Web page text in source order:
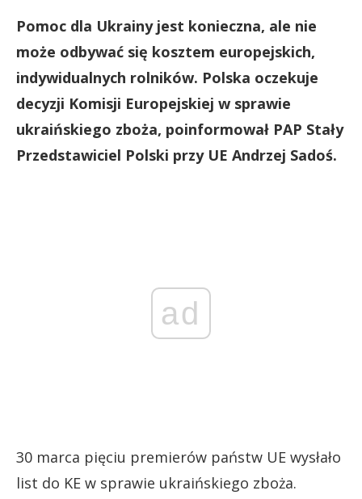
Pomoc dla Ukrainy jest konieczna, ale nie
może odbywać się kosztem europejskich,
indywidualnych rolników. Polska oczekuje
decyzji Komisji Europejskiej w sprawie
ukraińskiego zboża, poinformował PAP Stały
Przedstawiciel Polski przy UE Andrzej Sadoś.
ad
30 marca pięciu premierów państw UE wysłało
list do KE w sprawie ukraińskiego zboża.